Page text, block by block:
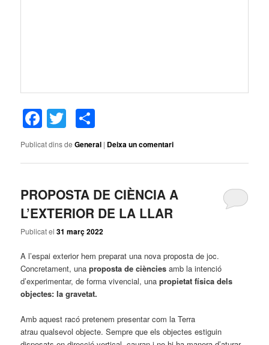
Facebook
Twitter
Publicat dins de General | Deixa un comentari
PROPOSTA DE CIÈNCIA A
L’EXTERIOR DE LA LLAR
Publicat el31 març 2022
A l’espai exterior hem preparat una nova proposta de joc.
Concretament, una proposta de ciències amb la intenció
d’experimentar, de forma vivencial, una propietat física dels
objectes: la gravetat.
Amb aquest racó pretenem presentar com la Terra
atrau qualsevol objecte. Sempre que els objectes estiguin